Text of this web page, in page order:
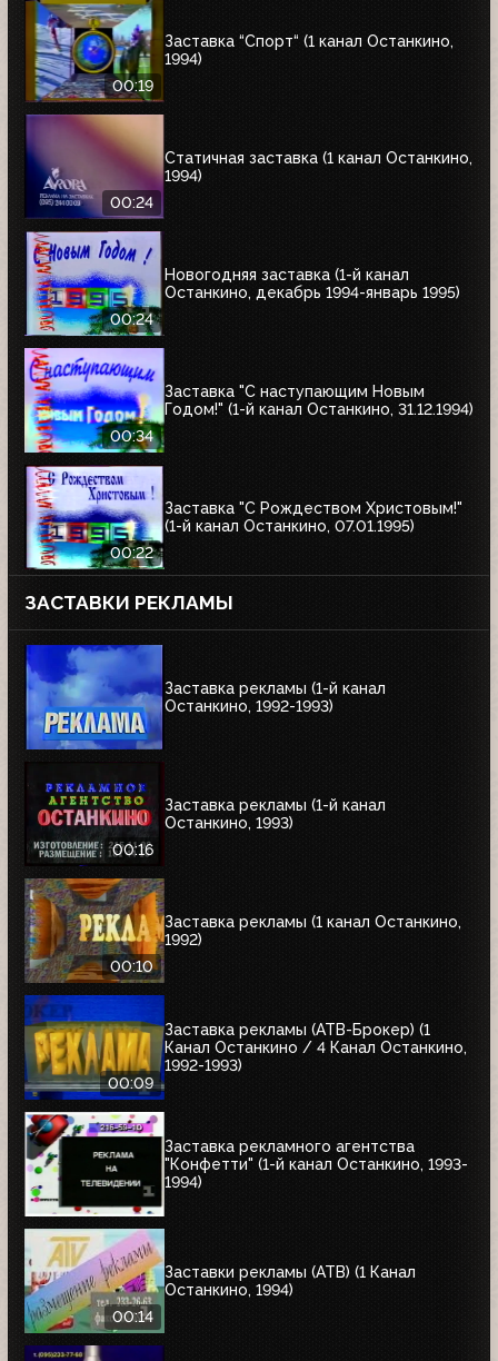
00:19
Заставка “Спорт“ (1 канал Останкино,
1994)
00:24
Статичная заставка (1 канал Останкино,
1994)
00:24
Новогодняя заставка (1-й канал
Останкино, декабрь 1994-январь 1995)
00:34
Заставка "С наступающим Новым
Годом!" (1-й канал Останкино, 31.12.1994)
00:22
Заставка "С Рождеством Христовым!"
(1-й канал Останкино, 07.01.1995)
ЗАСТАВКИ РЕКЛАМЫ
Заставка рекламы (1-й канал
Останкино, 1992-1993)
00:16
Заставка рекламы (1-й канал
Останкино, 1993)
00:10
Заставка рекламы (1 канал Останкино,
1992)
00:09
Заставка рекламы (АТВ-Брокер) (1
Канал Останкино / 4 Канал Останкино,
1992-1993)
Заставка рекламного агентства
"Конфетти" (1-й канал Останкино, 1993-
1994)
00:14
Заставки рекламы (АТВ) (1 Канал
Останкино, 1994)